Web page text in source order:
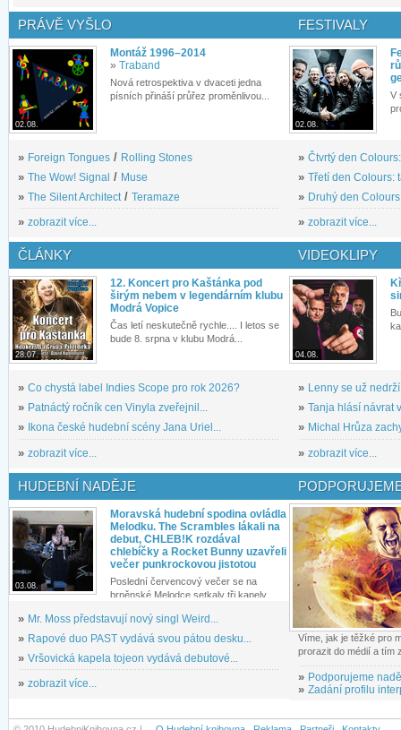
PRÁVĚ VYŠLO
02.08.
Montáž 1996–2014
» Traband
Nová retrospektiva v dvaceti jedna
písních přináší průřez proměnlivou...
» Foreign Tongues / Rolling Stones
» The Wow! Signal / Muse
» The Silent Architect/ Teramaze
» zobrazit více...
FESTIVALY
02.08.
V
» Čtvrtý den
» Třetí den Colours:
» Druhý den
» zobrazit více...
ČLÁNKY
28.07.
12. Koncert pro Kaštánka pod
širým nebem v legendárním klubu
Modrá Vopice
Čas letí neskutečně rychle.... I letos se
bude 8. srpna v klubu Modrá...
» Co chystá label Indies Scope pro rok 2026?
» Patnáctý ročník cen Vinyla zveřejnil...
»
Ikona české hudební scény Jana Uriel...
» zobrazit více...
VIDEOKLIPY
04.08.
» Lenny se už
» Tanja hlásí návrat
» Michal Hrůza
» zobrazit více...
HUDEBNÍ NADĚJE
03.08.
Moravská hudební spodina ovládla
Melodku. The Scrambles lákali na
debut, CHLEB!K rozdával
chlebíčky a Rocket Bunny uzavřeli
večer punkrockovou jistotou
Poslední červencový večer se na
brněnské Melodce setkaly tři kapely...
» Mr. Moss představují nový singl Weird...
» Rapové duo PAST vydává svou pátou desku...
» Vršovická kapela tojeon vydává debutové...
» zobrazit více...
Víme, jak je těžké pro
prorazit do médií a tím
» Podporujeme
» Zadání profilu